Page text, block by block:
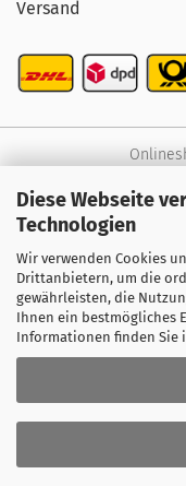
Diese Webseite
Technologien
Wir verwenden Cookies
Drittanbietern, um die
gewährleisten, die
Ihnen ein bestmögliches
Informationen finden Sie
Versand